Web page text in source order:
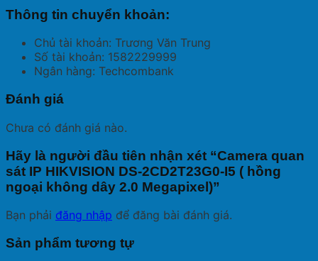
Thông tin chuyển khoản:
Chủ tài khoản: Trương Văn Trung
Số tài khoản: 1582229999
Ngân hàng: Techcombank
Đánh giá
Chưa có đánh giá nào.
Hãy là người đầu tiên nhận xét “Camera quan
sát IP HIKVISION DS-2CD2T23G0-I5 ( hồng
ngoại không dây 2.0 Megapixel)”
Bạn phải đăng nhập để đăng bài đánh giá.
Sản phẩm tương tự